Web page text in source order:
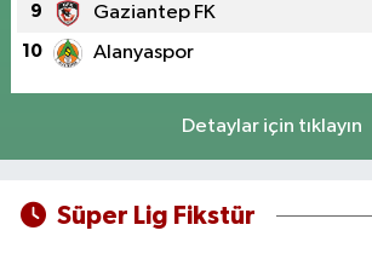
9 Gaziantep FK
10 Alanyaspor
Detaylar için tıklayın
Süper Lig Fikstür